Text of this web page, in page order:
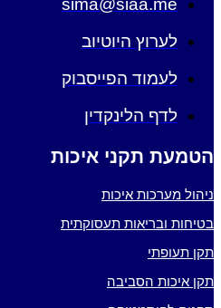
sima@siaa.me
לערוץ היוטיוב
לעמוד הפייסבוק
לדף הלינקדין
הטמעת תקני איכות
ניהול מערכות איכות
בטיחות ובריאות תעסוקתית
תקן תעופתי
תקן איכות הסביבה